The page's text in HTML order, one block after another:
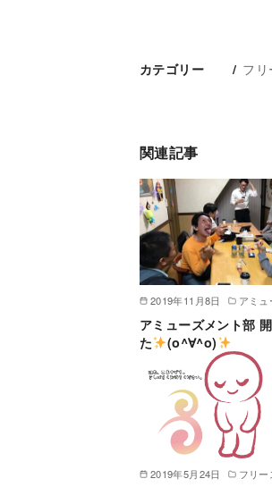
カテゴリー フ
関連記事
2019年11月8日 アミ
アミューズメント部
た
(o^∀^o)
2019年5月24日 フリ